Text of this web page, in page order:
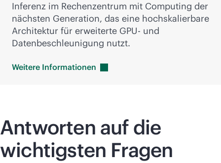
Inferenz im Rechenzentrum mit Computing der
nächsten Generation, das eine hochskalierbare
Architektur für erweiterte GPU- und
Datenbeschleunigung nutzt.
Weitere Informationen
Antworten auf die
wichtigsten Fragen